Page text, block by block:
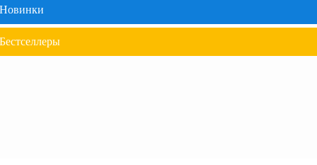
Новинки
Бестселлеры